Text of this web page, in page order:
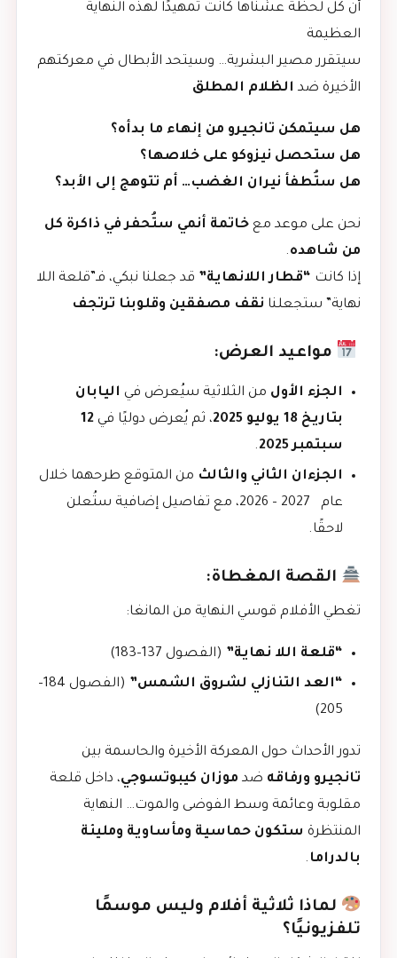
أن كل لحظة عشناها كانت تمهيدًا لهذه النهاية
العظيمة
سيتقرر مصير البشرية… وسيتحد الأبطال في معركتهم
الأخيرة ضد الظلام المطلق
هل سيتمكن تانجيرو من إنهاء ما بدأه؟
هل ستحصل نيزوكو على خلاصها؟
هل ستُطفأ نيران الغضب… أم تتوهج إلى الأبد؟
نحن على موعد مع خاتمة أنمي ستُحفر في ذاكرة كل
من شاهده.
إذا كانت “قطار اللانهاية” قد جعلنا نبكي، فـ”قلعة اللا
نهاية” ستجعلنا نقف مصفقين وقلوبنا ترتجف
مواعيد العرض:
الجزء الأول من الثلاثية سيُعرض في اليابان
بتاريخ 18 يوليو 2025
، ثم يُعرض دوليًا في 12
سبتمبر 2025
.
الجزءان الثاني والثالث من المتوقع طرحهما خلال
عام 2027 – 2026، مع تفاصيل إضافية ستُعلن
لاحقًا.
القصة المغطاة:
تغطي الأفلام قوسي النهاية من المانغا:
“قلعة اللا نهاية” (الفصول 137–183)
“العد التنازلي لشروق الشمس”
(الفصول 184–
205)
تدور الأحداث حول المعركة الأخيرة والحاسمة بين
تانجيرو ورفاقه ضد موزان كيبوتسوجي، داخل قلعة
مقلوبة وعائمة وسط الفوضى والموت… النهاية
المنتظرة ستكون حماسية ومأساوية ومليئة
بالدراما .
لماذا ثلاثية أفلام وليس موسمًا
تلفزيونيًا؟